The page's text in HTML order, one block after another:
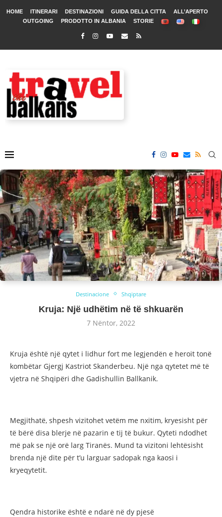
HOME ITINERARI DESTINAZIONI GUIDA DELLA CITTA
ALL’APERTO
OUTGOING
PRODOTTO IN ALBANIA STORIE
Destinacione Shqiptare
Kruja: Një udhëtim në të shkuarën
7 Nëntor, 2022
Kruja është një qytet i lidhur fort me legjendën e heroit tonë
kombëtar Gjergj Kastriot Skanderbeu. Një nga qytetet më të
vjetra në Shqipëri dhe Gadishullin Ballkanik.
Megjithatë, shpesh vizitohet vetëm me nxitim, kryesisht për
të bërë disa blerje në pazarin e tij të bukur. Qyteti ndodhet
më pak se një orë larg Tiranës. Mund ta vizitoni lehtësisht
brenda një dite për t’u larguar sadopak nga kaosi i
kryeqytetit.
Qendra historike është e ndarë në dy pjesë